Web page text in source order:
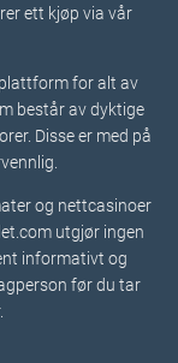
ett kjøp via vår
for alt av
består av dyktige
Disse er med på
og nettcasinoer
utgjør ingen
informativt og
før du tar